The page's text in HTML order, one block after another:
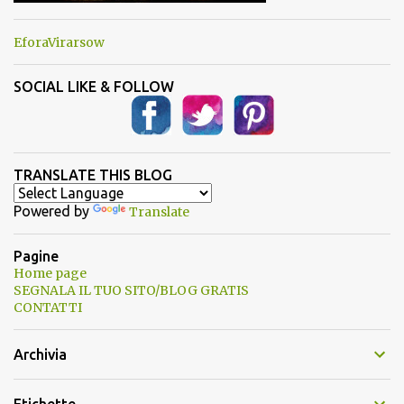
EforaVirarsow
SOCIAL LIKE & FOLLOW
TRANSLATE THIS BLOG
Powered by Translate
Pagine
Home page
SEGNALA IL TUO SITO/BLOG GRATIS
CONTATTI
Archivia